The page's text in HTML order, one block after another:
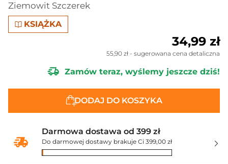
Ziemowit Szczerek
KSIĄŻKA
34,99 zł
55,90 zł - sugerowana cena detaliczna
Zamów teraz, wyślemy jeszcze dziś!
DODAJ DO KOSZYKA
Darmowa dostawa od 399 zł
Do darmowej dostawy brakuje Ci 399,00 zł